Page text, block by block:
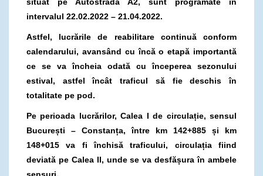
intervalul 22.02.2022 – 21.04.2022.
Astfel, lucrările de reabilitare continuă conform
calendarului, avansând cu încă o etapă importantă
ce se va încheia odată cu începerea sezonului
estival, astfel încât traficul să fie deschis în
totalitate pe pod.
Pe perioada lucrărilor,Calea I de circulație, sensul
București – Constanța, între km 142+885 și km
148+015 va fi închisă traficului, circulația fiind
deviată pe Calea II, unde se va desfășura în ambele
sensuri.